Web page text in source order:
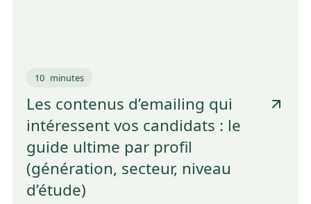
10 minutes
Les contenus d’emailing qui
intéressent vos candidats : le
guide ultime par profil
(génération, secteur, niveau
d’étude)